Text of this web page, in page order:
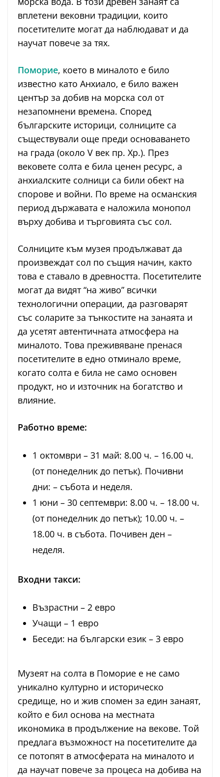
вплетени вековни традиции, които
посетителите могат да наблюдават и да
научат повече за тях.
Поморие, което в миналото е било
известно като Анхиало, е било важен
център за добив на морска сол от
незапомнени времена. Според
българските историци, солниците са
съществували още преди основаването
на града (около V век пр. Хр.). През
вековете солта е била ценен ресурс, а
анхиалските солници са били обект на
спорове и войни. По време на османския
период държавата е наложила монопол
върху добива и търговията със сол.
Солниците към музея продължават да
произвеждат сол по същия начин, както
това е ставало в древността. Посетителите
могат да видят “на живо” всички
технологични операции, да разговарят
със соларите за тънкостите на занаята и
да усетят автентичната атмосфера на
миналото. Това преживяване пренася
посетителите в едно отминало време,
когато солта е била не само основен
продукт, но и източник на богатство и
влияние.
Работно време:
1 октомври – 31 май: 8.00 ч. – 16.00 ч.
(от понеделник до петък). Почивни
дни: – събота и неделя.
1 юни – 30 септември: 8.00 ч. – 18.00 ч.
(от понеделник до петък); 10.00 ч. –
18.00 ч. в събота. Почивен ден –
неделя.
Входни такси:
Възрастни – 2 евро
Учащи – 1 евро
Беседи: на български език – 3 евро
Музеят на солта в Поморие е не само
уникално културно и историческо
средище, но и жив спомен за един занаят,
който е бил основа на местната
икономика в продължение на векове. Той
предлага възможност на посетителите да
се потопят в атмосферата на миналото и
да научат повече за процеса на добива на